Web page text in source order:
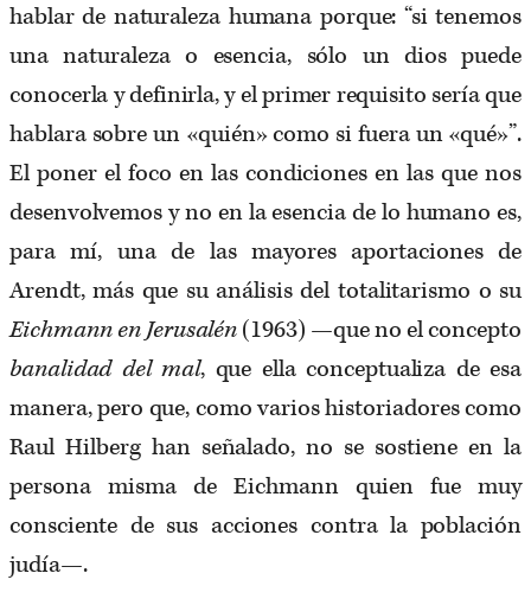
hablar de naturaleza humana porque: “si tenemos
una naturaleza o esencia, sólo un dios puede
conocerla y definirla, y el primer requisito sería que
hablara sobre un «quién» como si fuera un «qué»”.
El poner el foco en las condiciones en las que nos
desenvolvemos y no en la esencia de lo humano es,
para mí, una de las mayores aportaciones de
Arendt, más que su análisis del totalitarismo o su
Eichmann en Jerusalén(1963) —que no el concepto
banalidad del mal, que ella conceptualiza de esa
manera, pero que, como varios historiadores como
Raul Hilberg han señalado, no se sostiene en la
persona misma de Eichmann quien fue muy
consciente de sus acciones contra la población
judía—.